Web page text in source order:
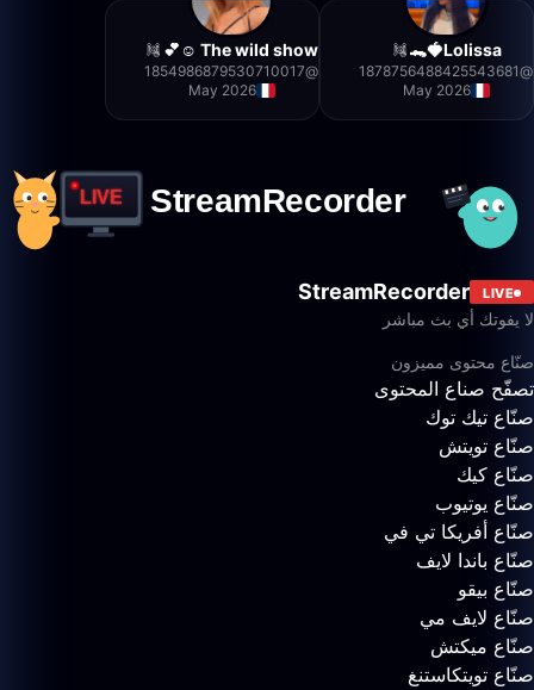
Lolissa🍓🐊
@
1878756488425543681
May 2026
The wild show ☺️💕
@
1854986879530710017
May 2026
LIVE
StreamRecorder
لا يفوتك أي بث مباشر
صنّاع محتوى مميزون
تصفّح صناع المحتوى
صنّاع تيك توك
صنّاع تويتش
صنّاع كيك
صنّاع يوتيوب
صنّاع أفريكا تي في
صنّاع باندا لايف
صنّاع بيقو
صنّاع لايف مي
صنّاع ميكتش
صنّاع تويتكاستنغ